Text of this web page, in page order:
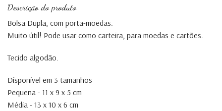
Descrição do produto
Bolsa Dupla, com porta-moedas.
Muito útil! Pode usar como carteira, para moedas e cartões.
Tecido algodão.
Disponível em 3 tamanhos
Pequena - 11 x 9 x 5 cm
Média - 13 x 10 x 6 cm